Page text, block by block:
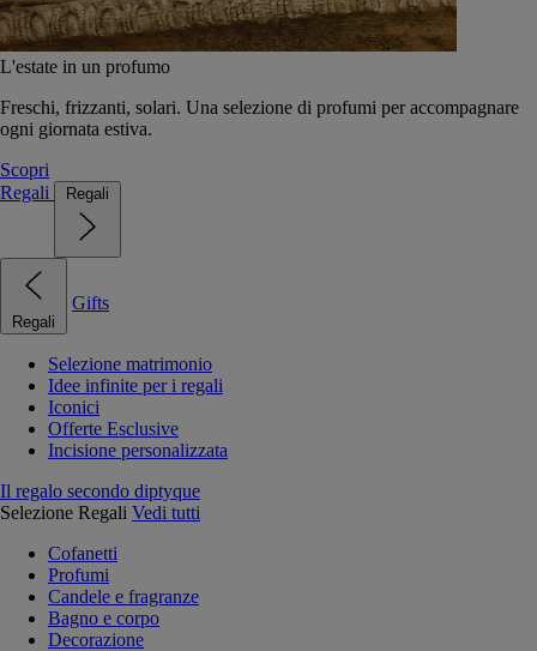
L'estate in un profumo
Freschi, frizzanti, solari. Una selezione di profumi per accompagnare
ogni giornata estiva.
Scopri
Regali
Regali
Regali
Gifts
Selezione matrimonio
Idee infinite per i regali
Iconici
Offerte Esclusive
Incisione personalizzata
Il regalo secondo diptyque
Selezione Regali Vedi tutti
Cofanetti
Profumi
Candele e fragranze
Bagno e corpo
Decorazione